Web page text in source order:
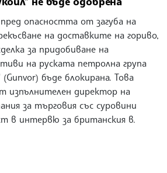
опасността от загуба на
на доставките на гориво,
за придобиване на
на руската петролна група
бъде блокирана. Това
изпълнителен директор на
за търговия със суровини
в интервю за британския в.